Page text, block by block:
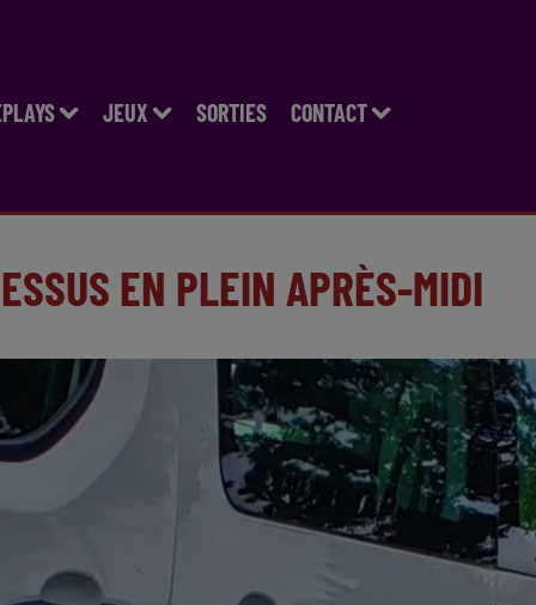
JEUX SORTIES CONTACT
EN PLEIN APRÈS-MIDI